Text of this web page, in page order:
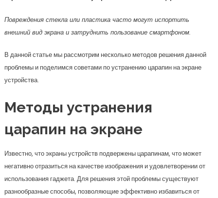
Повреждения стекла или пластика часто могут испортить
внешний вид экрана и затруднить пользование смартфоном.
В данной статье мы рассмотрим несколько методов решения данной
проблемы и поделимся советами по устранению царапин на экране
устройства.
Методы устранения
царапин на экране
Известно, что экраны устройств подвержены царапинам, что может
негативно отразиться на качестве изображения и удовлетворении от
использования гаджета. Для решения этой проблемы существуют
разнообразные способы, позволяющие эффективно избавиться от